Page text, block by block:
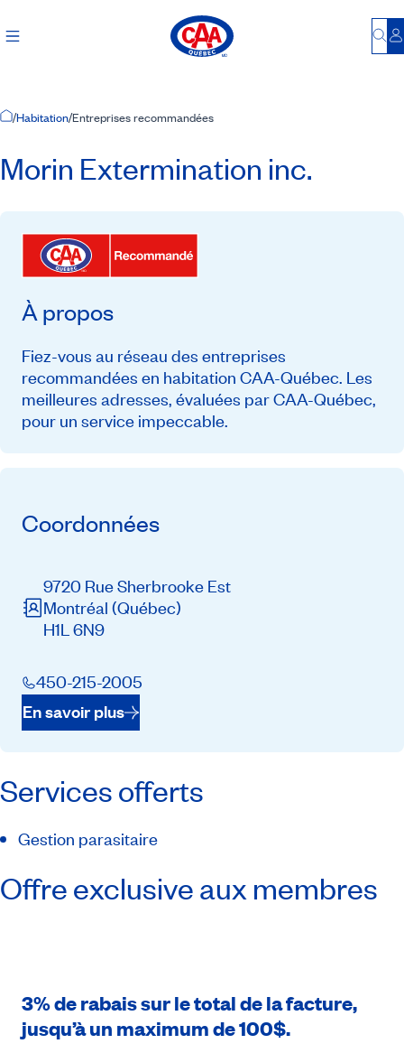
Accueil
/Habitation/Entreprises recommandées
Morin Extermination inc.
À propos
Fiez-vous au réseau des entreprises
recommandées en habitation CAA-Québec. Les
meilleures adresses, évaluées par CAA-Québec,
pour un service impeccable.
Coordonnées
9720 Rue Sherbrooke Est
Montréal (Québec)
H1L 6N9
450-215-2005
En savoir plus
Services offerts
Gestion parasitaire
Offre exclusive aux membres
3% de rabais sur le total de la facture,
jusqu’à un maximum de 100$.